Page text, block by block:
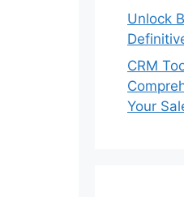
Unlock
CRM
Your